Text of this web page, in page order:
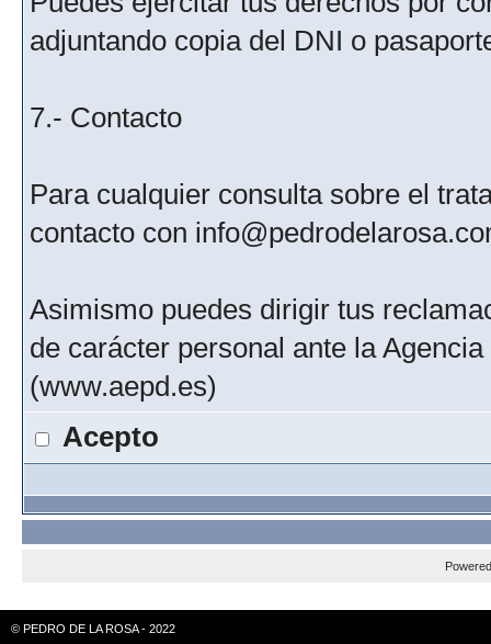
adjuntando copia del DNI o
7.- Contacto
Para cualquier consulta sobre el
contacto con
Asimismo puedes dirigir tus
de carácter personal ante la
(www.aepd.es)
Acepto
© PEDRO DE LA ROSA - 2022